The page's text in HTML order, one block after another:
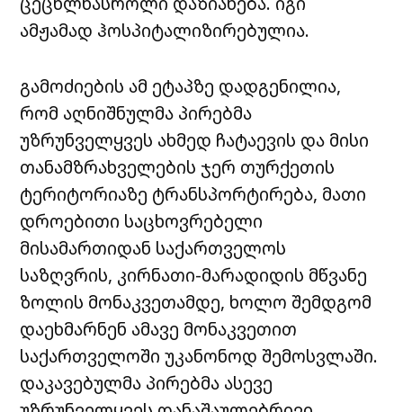
ამჟამად ჰოსპიტალიზირებულია.
გამოძიების ამ ეტაპზე დადგენილია,
რომ აღნიშნულმა პირებმა
უზრუნველყვეს ახმედ ჩატაევის და მისი
თანამზრახველების ჯერ თურქეთის
ტერიტორიაზე ტრანსპორტირება, მათი
დროებითი საცხოვრებელი
მისამართიდან საქართველოს
საზღვრის, კირნათი-მარადიდის მწვანე
ზოლის მონაკვეთამდე, ხოლო შემდგომ
დაეხმარნენ ამავე მონაკვეთით
საქართველოში უკანონოდ შემოსვლაში.
დაკავებულმა პირებმა ასევე